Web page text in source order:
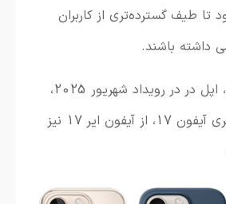
تا طیف گسترده‌تری از کاربران
داشته باشند.
از نظر زمان رونمایی، اپل در در رویداد شهریور 2025،
هم‌زمان با معرفی سری آیفون 17، از آیفون ایر 17 نیز